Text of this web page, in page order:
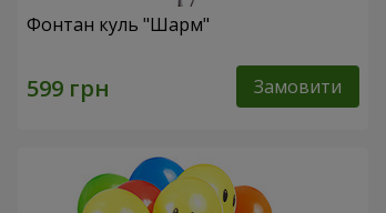
Фонтан куль "Шарм"
Замовити